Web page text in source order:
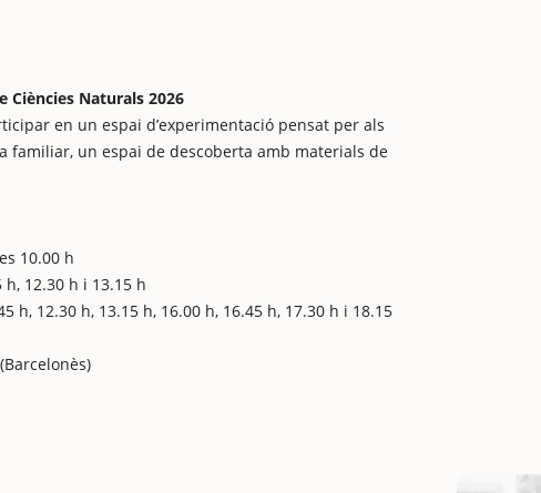
Ciències Naturals 2026
en un espai d’experimentació pensat per als
familiar, un espai de descoberta amb materials de
10.00 h
12.30 h i 13.15 h
h, 12.30 h, 13.15 h, 16.00 h, 16.45 h, 17.30 h i 18.15